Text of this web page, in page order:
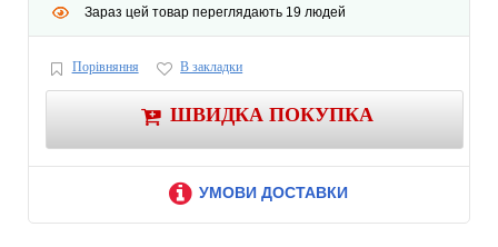
Зараз цей товар переглядають 19 людей
Порівняння В закладки
ШВИДКА ПОКУПКА
УМОВИ ДОСТАВКИ